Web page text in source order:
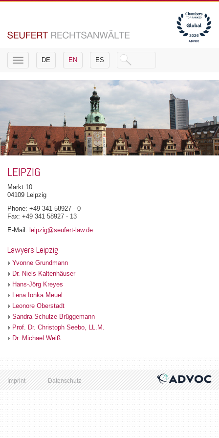
Toggle
navigation
DE EN ES
LEIPZIG
Markt 10
04109 Leipzig
Phone: +49 341 58927 - 0
Fax: +49 341 58927 - 13
E-Mail: leipzig@seufert-law.de
Lawyers Leipzig
Yvonne Grundmann
Dr. Niels Kaltenhäuser
Hans-Jörg Kreyes
Lena Ionka Meuel
Leonore Oberstadt
Sandra Schulze-Brüggemann
Prof. Dr. Christoph Seebo, LL.M.
Dr. Michael Weiß
Imprint Datenschutz